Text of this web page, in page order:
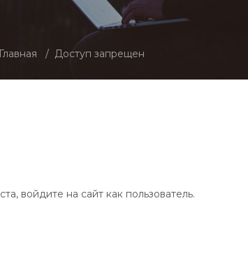
Главная Доступ запрещен
войдите на сайт как пользователь.